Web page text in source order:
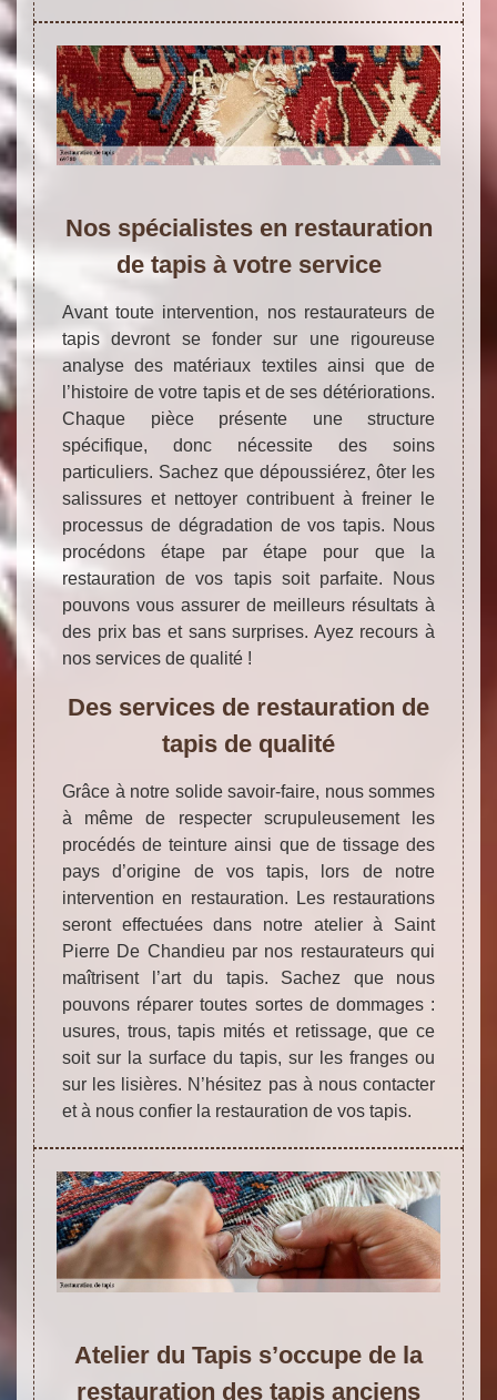
Nos spécialistes en restauration
de tapis à votre service
Avant toute intervention, nos restaurateurs de
tapis devront se fonder sur une rigoureuse
analyse des matériaux textiles ainsi que de
l’histoire de votre tapis et de ses détériorations.
Chaque pièce présente une structure
spécifique, donc nécessite des soins
particuliers. Sachez que dépoussiérez, ôter les
salissures et nettoyer contribuent à freiner le
processus de dégradation de vos tapis. Nous
procédons étape par étape pour que la
restauration de vos tapis soit parfaite. Nous
pouvons vous assurer de meilleurs résultats à
des prix bas et sans surprises. Ayez recours à
nos services de qualité !
Des services de restauration de
tapis de qualité
Grâce à notre solide savoir-faire, nous sommes
à même de respecter scrupuleusement les
procédés de teinture ainsi que de tissage des
pays d’origine de vos tapis, lors de notre
intervention en restauration. Les restaurations
seront effectuées dans notre atelier à Saint
Pierre De Chandieu par nos restaurateurs qui
maîtrisent l’art du tapis. Sachez que nous
pouvons réparer toutes sortes de dommages :
usures, trous, tapis mités et retissage, que ce
soit sur la surface du tapis, sur les franges ou
sur les lisières. N’hésitez pas à nous contacter
et à nous confier la restauration de vos tapis.
Atelier du Tapis s’occupe de la
restauration des tapis anciens